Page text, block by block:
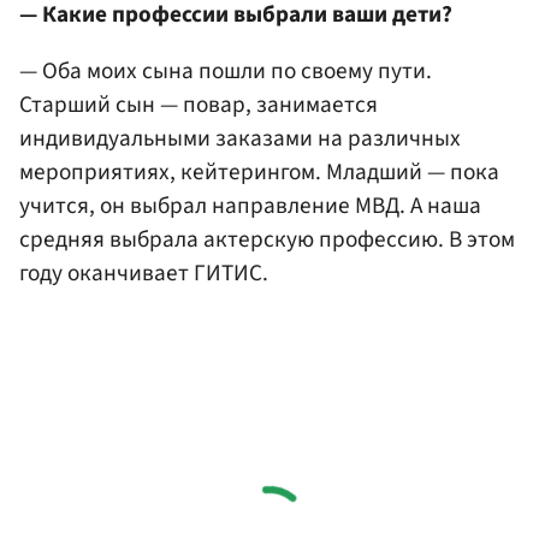
— Какие профессии выбрали ваши дети?
— Оба моих сына пошли по своему пути.
Старший сын — повар, занимается
индивидуальными заказами на различных
мероприятиях, кейтерингом. Младший — пока
учится, он выбрал направление МВД. А наша
средняя выбрала актерскую профессию. В этом
году оканчивает ГИТИС.